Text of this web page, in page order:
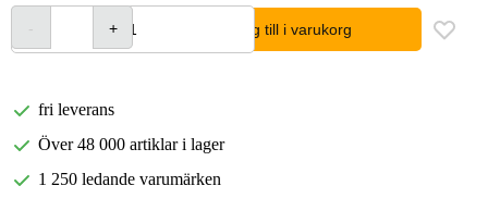
lägg till i varukorg
fri leverans
Över 48 000 artiklar i lager
1 250 ledande varumärken